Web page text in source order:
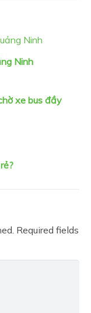
Ninh
xe bus đầy
Required fields